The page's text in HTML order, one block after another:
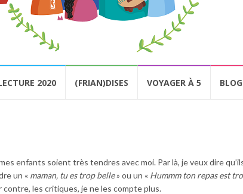
2020 (FRIAN)DISES VOYAGER À 5
enfants soient très tendres avec moi. Par là, je veux dire
un « maman, tu es trop belle» ou un « Hummm ton repas est
contre, les critiques, je ne les compte plus.